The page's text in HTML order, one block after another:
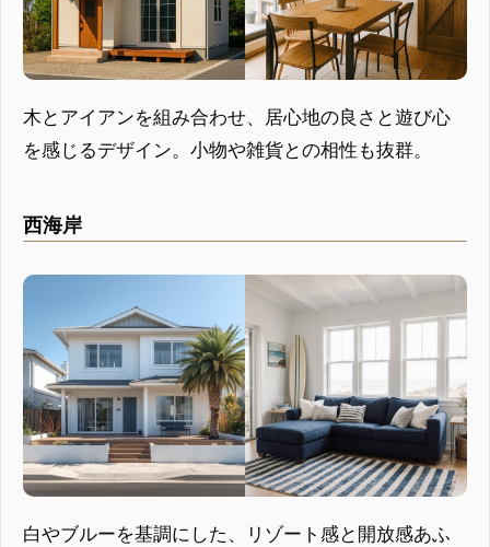
木とアイアンを組み合わせ、居心地の良さと遊び心
を感じるデザイン。小物や雑貨との相性も抜群。
西海岸
白やブルーを基調にした、リゾート感と開放感あふ